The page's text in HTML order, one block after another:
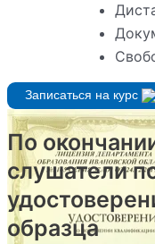
Записаться на курс
По
слушатели
образца